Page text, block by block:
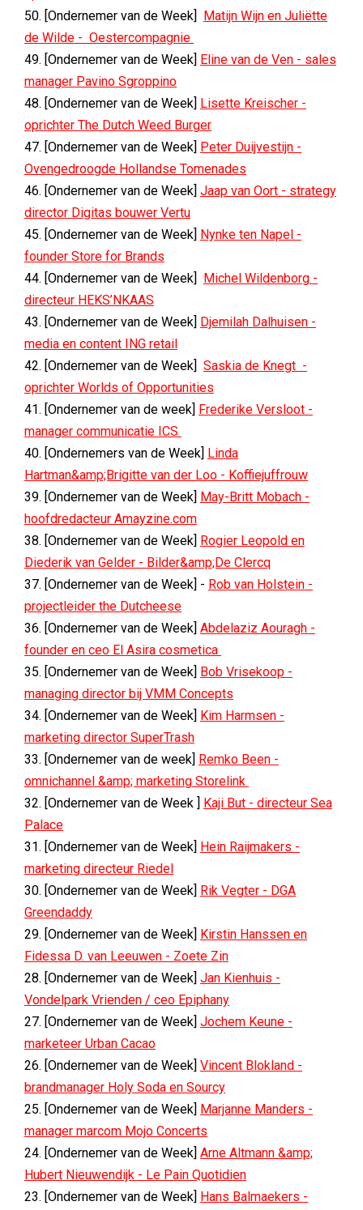
50. [Ondernemer van de Week] Matijn Wijn en Juliëtte
de Wilde - Oestercompagnie
49. [Ondernemer van de Week] Eline van de Ven - sales
manager Pavino Sgroppino
48. [Ondernemer van de Week] Lisette Kreischer -
oprichter The Dutch Weed Burger
47. [Ondernemer van de Week] Peter Duijvestijn -
Ovengedroogde Hollandse Tomenades
46. [Ondernemer van de Week] Jaap van Oort - strategy
director Digitas bouwer Vertu
45. [Ondernemer van de Week] Nynke ten Napel -
founder Store for Brands
44. [Ondernemer van de Week] Michel Wildenborg -
directeur HEKS’NKAAS
43. [Ondernemer van de Week] Djemilah Dalhuisen -
media en content ING retail
42. [Ondernemer van de Week] Saskia de Knegt -
oprichter Worlds of Opportunities
41. [Ondernemer van de week] Frederike Versloot -
manager communicatie ICS
40. [Ondernemers van de Week] Linda
Hartman&amp;Brigitte van der Loo - Koffiejuffrouw
39. [Ondernemer van de Week] May-Britt Mobach -
hoofdredacteur Amayzine.com
38. [Ondernemer van de Week] Rogier Leopold en
Diederik van Gelder - Bilder&amp;De Clercq
37. [Ondernemer van de Week] - Rob van Holstein -
projectleider the Dutcheese
36. [Ondernemer van de Week] Abdelaziz Aouragh -
founder en ceo El Asira cosmetica
35. [Ondernemer van de Week] Bob Vrisekoop -
managing director bij VMM Concepts
34. [Ondernemer van de Week] Kim Harmsen -
marketing director SuperTrash
33. [Ondernemer van de week] Remko Been -
omnichannel &amp; marketing Storelink
32. [Ondernemer van de Week ] Kaji But - directeur Sea
Palace
31. [Ondernemer van de Week] Hein Raijmakers -
marketing directeur Riedel
30. [Ondernemer van de Week] Rik Vegter - DGA
Greendaddy
29. [Ondernemer van de Week] Kirstin Hanssen en
Fidessa D. van Leeuwen - Zoete Zin
28. [Ondernemer van de Week] Jan Kienhuis -
Vondelpark Vrienden / ceo Epiphany
27. [Ondernemer van de Week] Jochem Keune -
marketeer Urban Cacao
26. [Ondernemer van de Week] Vincent Blokland -
brandmanager Holy Soda en Sourcy
25. [Ondernemer van de Week] Marjanne Manders -
manager marcom Mojo Concerts
24. [Ondernemer van de Week] Arne Altmann &amp;
Hubert Nieuwendijk - Le Pain Quotidien
23. [Ondernemer van de Week] Hans Balmaekers -